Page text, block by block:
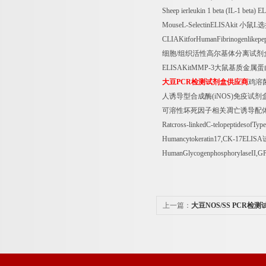
Sheep ierleukin 1 beta (IL-1 beta)
MouseL-SelectinELISAkit 小鼠L
细胞/组织活性高尔基体分离试剂
ELISAKitMMP-3大鼠基质金属蛋
大豆PCR检测试剂盒供应商鸡溶
人诱导型合成酶(iNOS)免疫试剂
可溶性坏死因子相关凋亡诱导配
Ratcross-linkedC-telopeptidesofType
Humancytokeratin17,CK-17ELISA
上一篇： 大豆NOS/SS PCR检测